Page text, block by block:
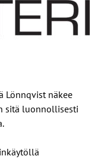
Lönnqvist näkee
sitä luonnollisesti